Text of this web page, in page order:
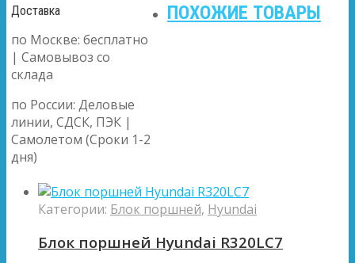
Доставка
по Москве: бесплатно
| Самовывоз со
склада
по России: Деловые
линии, СДСК, ПЭК |
Самолетом (Сроки 1-2
дня)
ПОХОЖИЕ ТОВАРЫ
Категории: Блок поршней, Hyundai
Блок поршней Hyundai R320LC7